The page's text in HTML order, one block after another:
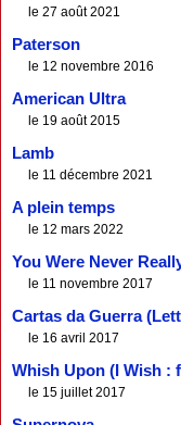
le 27 août 2021
Paterson
le 12 novembre 2016
American Ultra
le 19 août 2015
Lamb
le 11 décembre 2021
A plein temps
le 12 mars 2022
You Were Never
le 11 novembre 2017
Cartas da Guerra
le 16 avril 2017
Whish Upon (I Wish :
le 15 juillet 2017